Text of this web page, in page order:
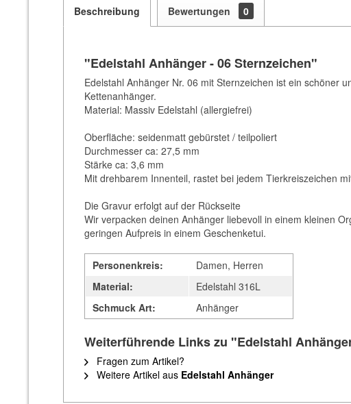
Beschreibung Bewertungen 0
"Edelstahl Anhänger - 06 Sternzeichen"
Edelstahl Anhänger Nr. 06 mit Sternzeichen ist ein schöner
Kettenanhänger.
Material: Massiv Edelstahl (allergiefrei)
Oberfläche: seidenmatt gebürstet / teilpoliert
Durchmesser ca: 27,5 mm
Stärke ca: 3,6 mm
Mit drehbarem Innenteil, rastet bei jedem Tierkreiszeichen
Die Gravur erfolgt auf der Rückseite
Wir verpacken deinen Anhänger liebevoll in einem kleinen
geringen Aufpreis in einem Geschenketui.
Personenkreis:
Damen, Herren
Material:
Edelstahl 316L
Schmuck Art:
Anhänger
Weiterführende Links zu "Edelstahl
Fragen zum Artikel?
Weitere Artikel aus Edelstahl Anhänger